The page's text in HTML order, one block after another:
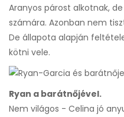
Aranyos párost alkotnak,
számára. Azonban nem
De állapota alapján
kötni vele.
Ryan a barátnőjével.
Nem világos - Celina jó